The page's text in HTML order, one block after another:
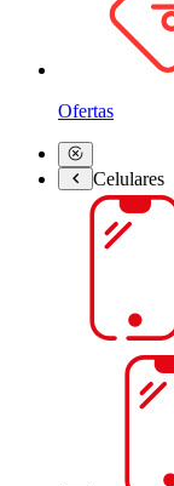
Ofertas
Celulares